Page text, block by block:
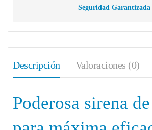
Seguridad Garantizada
Descripción Valoraciones (0)
Poderosa sirena